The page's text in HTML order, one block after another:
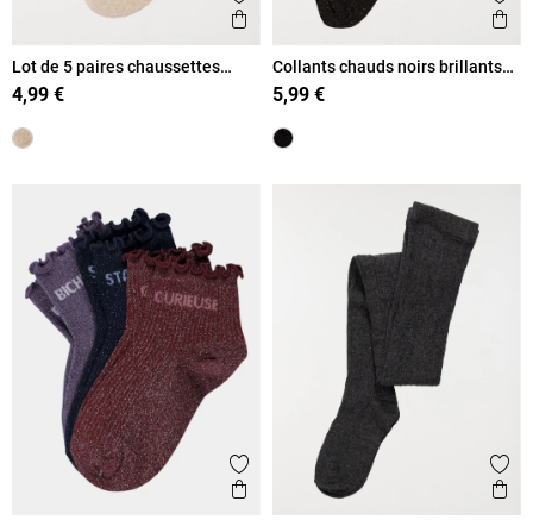
Ajouter aux favoris
Aperçu rapide
Lot de 5 paires chaussettes
hautes fille
4,99 €
Collants chauds noirs brillants
fille
5,99 €
Ajouter aux favoris
Aperçu rapide